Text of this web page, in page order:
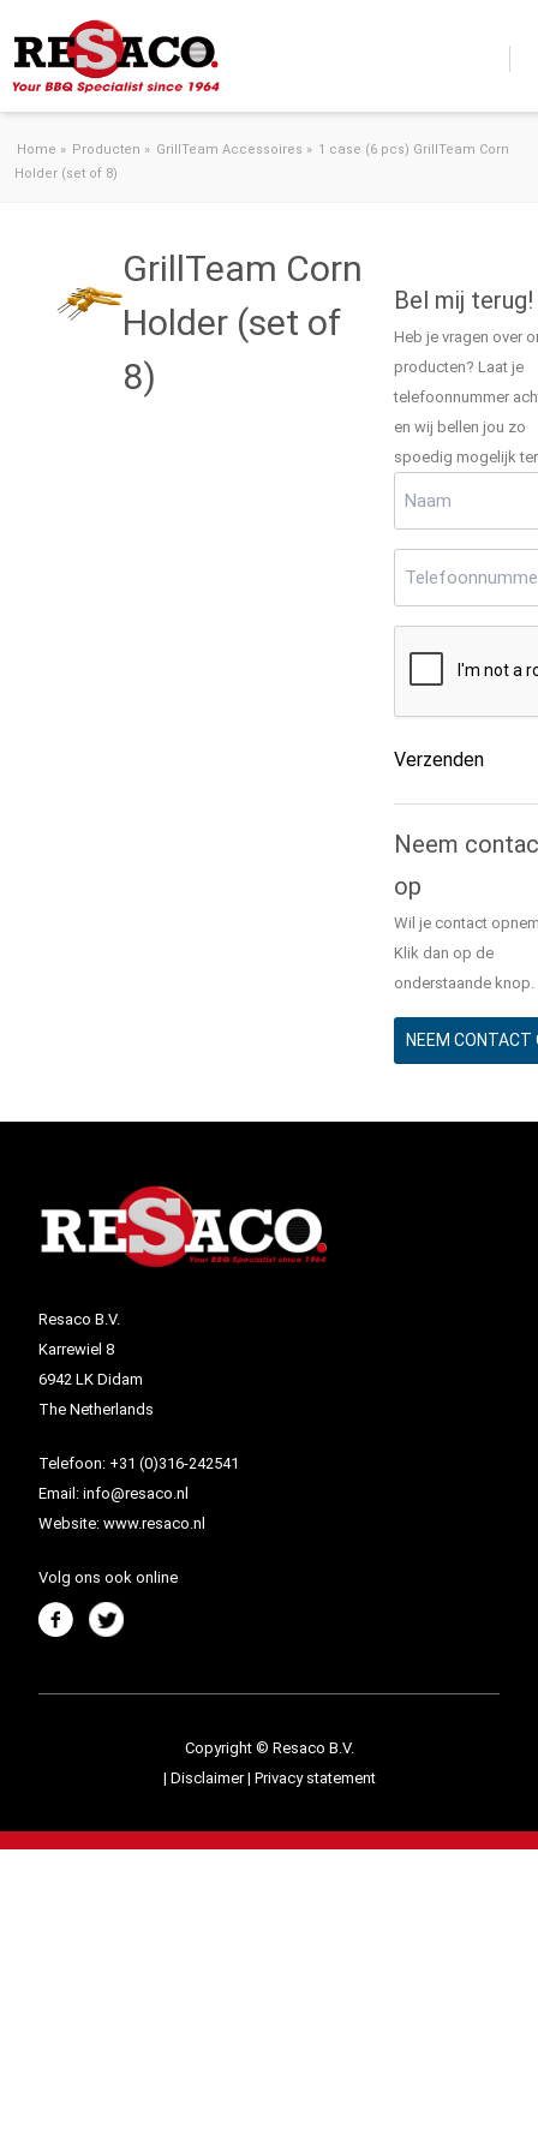
Home » Producten » GrillTeam Accessoires » 1 case (6 pcs) GrillTeam Corn
Holder (set of 8)
GrillTeam Corn
Holder (set of
8)
Bel mij terug!
Heb je vragen over
producten? Laat je
telefoonnummer
en wij bellen jou zo
spoedig mogelijk
Verzenden
Neem
op
Wil je contact
Klik dan op de
onderstaande knop.
NEEM CONTACT
Resaco B.V.
Karrewiel 8
6942 LK Didam
The Netherlands
Telefoon: +31 (0)316-242541
Email: info@resaco.nl
Website: www.resaco.nl
Volg ons ook online
Copyright © Resaco B.V.
| Disclaimer| Privacy statement